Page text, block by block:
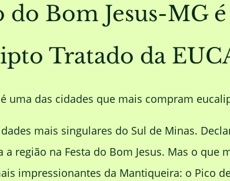
Bom Jesus-MG
Tratado da
uma das cidades que mais compram
mais singulares do Sul de Minas.
região na Festa do Bom Jesus. Mas o
impressionantes da Mantiqueira: o Pico